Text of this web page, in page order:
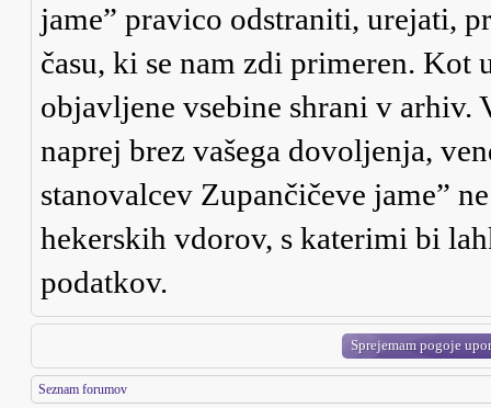
jame” pravico odstraniti, urejati,
času, ki se nam zdi primeren. Kot
objavljene vsebine shrani v arhiv.
naprej brez vašega dovoljenja,
stanovalcev Zupančičeve jame”
hekerskih vdorov, s katerimi bi
podatkov.
Seznam forumov